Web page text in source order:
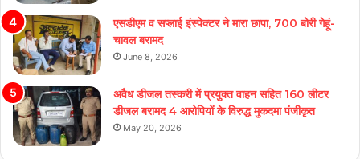
एसडीएम व सप्लाई इंस्पेक्टर ने मारा छापा, 700 बोरी गेहूं-
चावल बरामद
June 8, 2026
अवैध डीजल तस्करी में प्रयुक्त वाहन सहित 160 लीटर
डीजल बरामद 4 आरोपियों के विरुद्ध मुकदमा पंजीकृत
May 20, 2026